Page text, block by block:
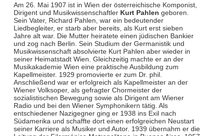
Am 26. Mai 1907 ist in Wien der österreichische Komponist,
Dirigent und Musikwissenschaftler Kurt Pahlen geboren.
Sein Vater, Richard Pahlen, war ein bedeutender
Liedbegleiter, er starb aber bereits, als Kurt erst sieben
Jahre alt war. Die Mutter heiratete einen jüdischen Bankier
und zog nach Berlin. Sein Studium der Germanistik und
Musikwissenschaft absolvierte Kurt Pahlen aber wieder in
seiner Heimatstadt Wien. Gleichzeitig machte er an der
Musikakademie Wien eine praktische Ausbildung zum
Kapellmeister. 1929 promovierte er zum Dr. phil.
Anschließend war er erfolgreich als Kapellmeister an der
Wiener Volksoper, als gefragter Chormeister der
sozialistischen Bewegung sowie als Dirigent am Wiener
Radio und bei den Wiener Symphonikern tätig. Als
entschiedener Nazigegner ging er 1938 ins Exil nach
Südamerika und schaffte dort einen erfolgreichen Neustart
seiner Karriere als Musiker und Autor. 1939 übernahm er die